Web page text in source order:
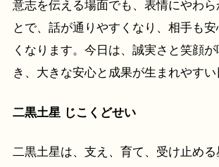
意志を伝える場面でも、表情にやわら
とで、話が通りやすくなり、相手も
くなります。今日は、誠実さと笑顔
き、大きな安心と成果が生まれやすい
二黒土星 じこくどせい
二黒土星は、支え、育て、受け止める